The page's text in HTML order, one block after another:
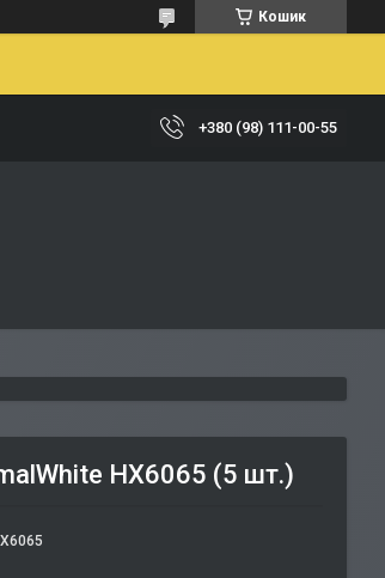
Кошик
+380 (98) 111-00-55
HX6065 (5 шт.)